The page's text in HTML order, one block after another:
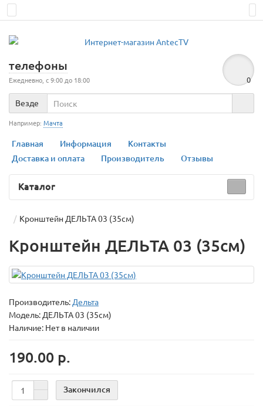
телефоны
Ежедневно, с 9:00 до 18:00 0
Везде
Например: Мачта
Главная Информация
Контакты
Доставка и оплата
Производитель Отзывы
Каталог
Кронштейн ДЕЛЬТА 03 (35см)
Кронштейн ДЕЛЬТА 03 (35см)
Производитель: Дельта
Модель: ДЕЛЬТА 03 (35см)
Наличие: Нет в наличии
190.00 р.
Закончился